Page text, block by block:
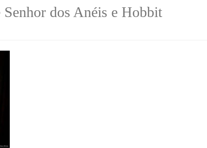
dos Anéis e Hobbit